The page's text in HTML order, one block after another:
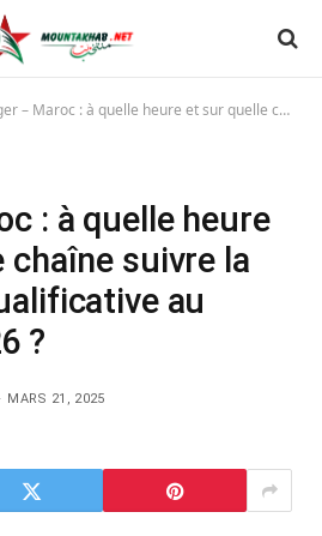
Maroc : à quelle heure et sur quelle chaîne suivre la rencontre qualificative au Mondial 2026 ?
: à quelle heure
chaîne suivre la
au
?
MARS 21, 2025